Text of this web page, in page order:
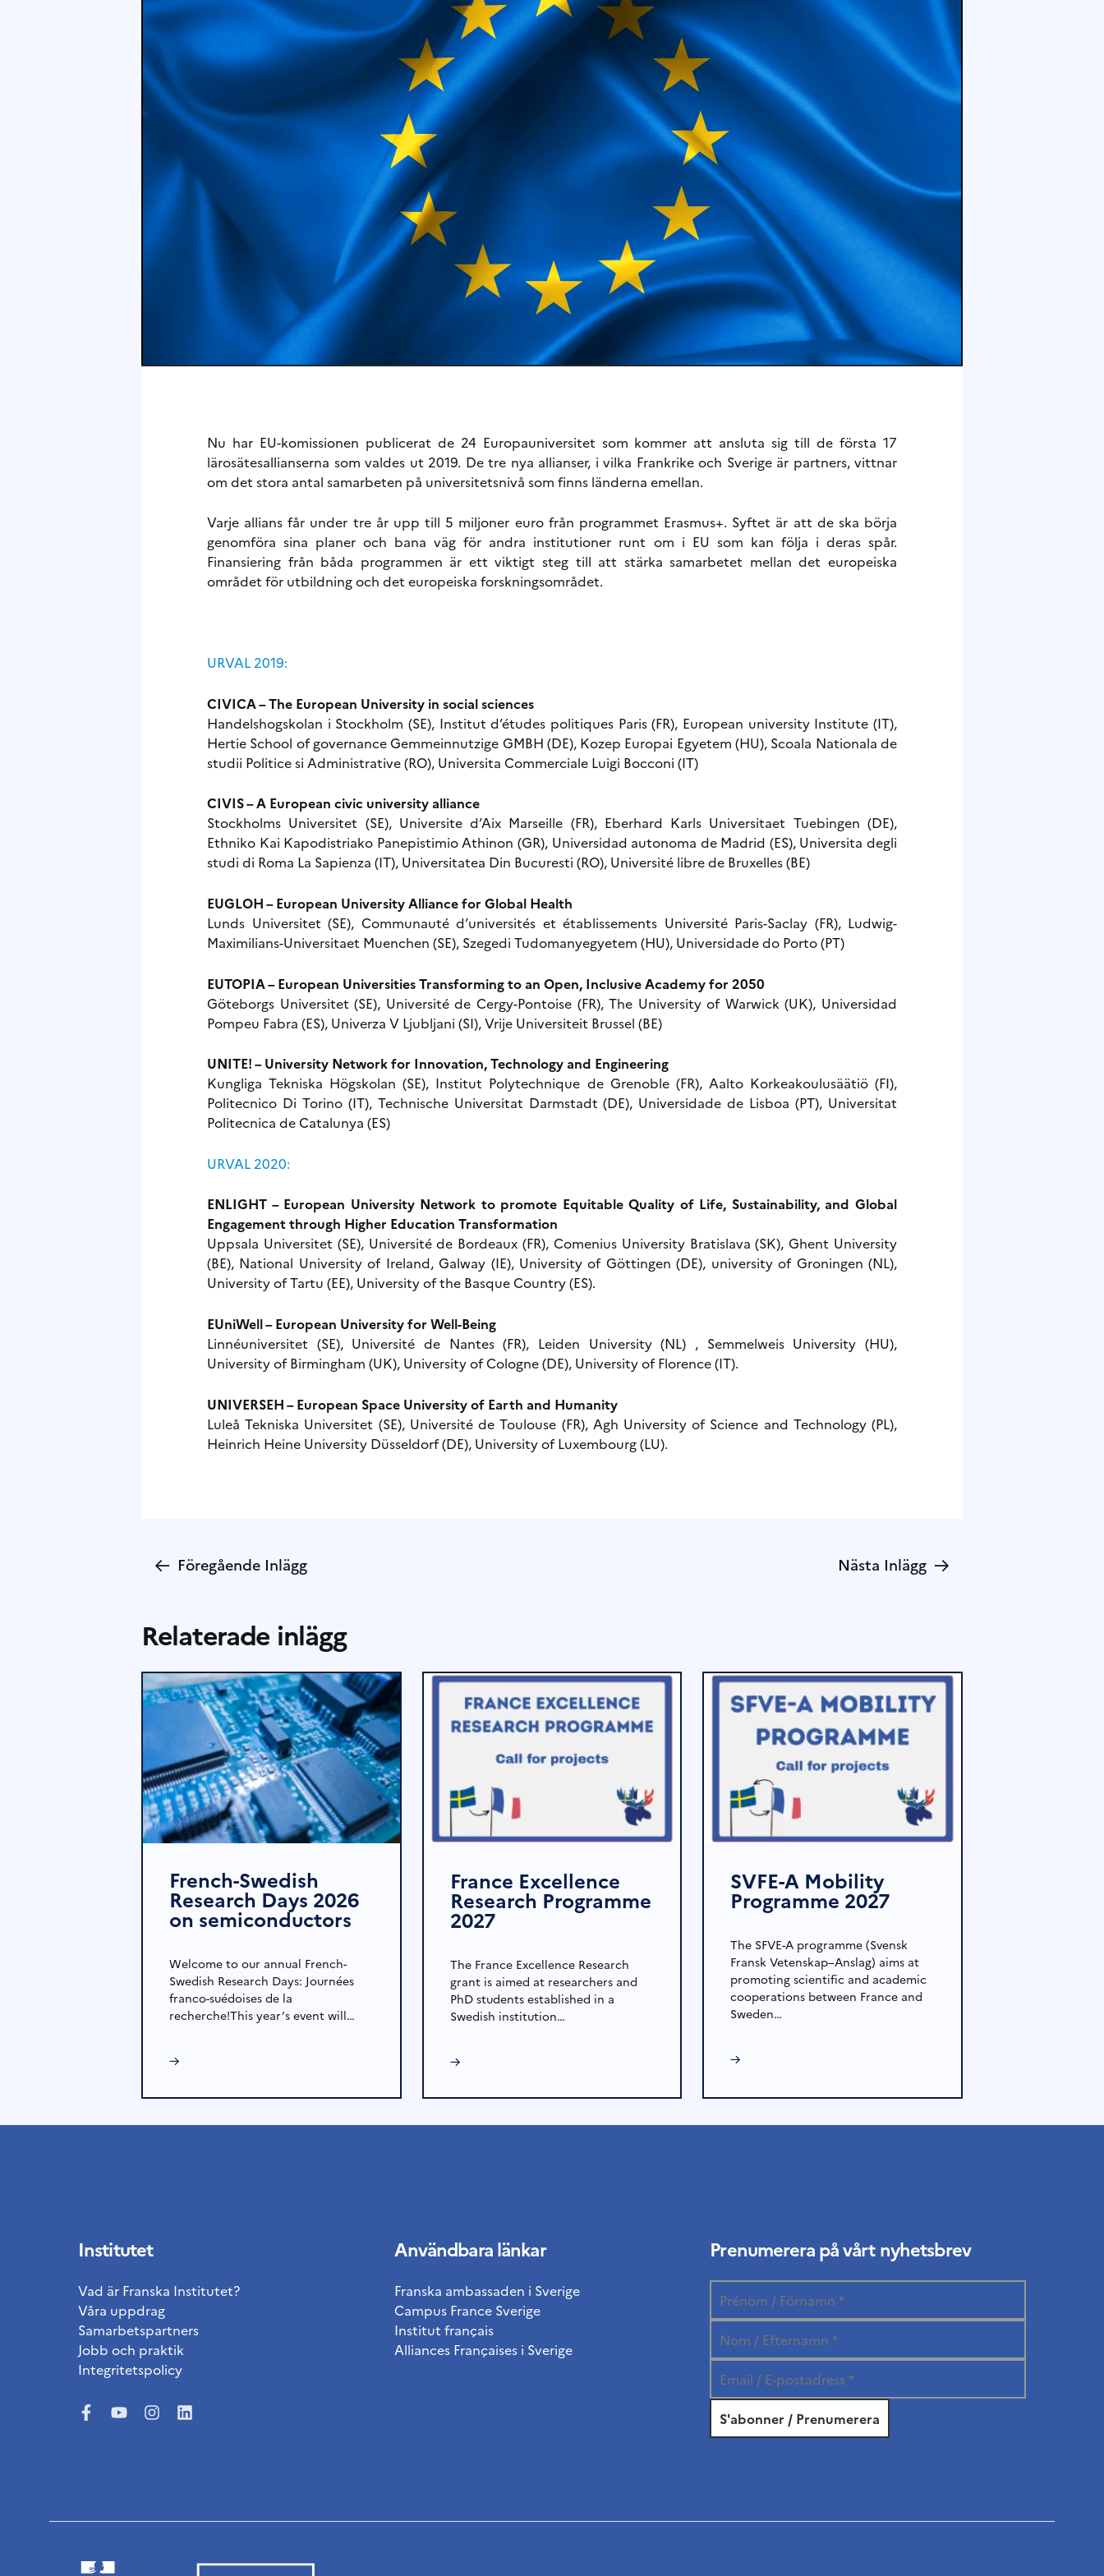
Nu har EU-komissionen publicerat de 24 Europauniversitet som kommer att ansluta sig till de första 17
lärosätesallianserna som valdes ut 2019. De tre nya allianser, i vilka Frankrike och Sverige är partners, vittnar
om det stora antal samarbeten på universitetsnivå som finns länderna emellan.
Varje allians får under tre år upp till 5 miljoner euro från programmet Erasmus+. Syftet är att de ska börja
genomföra sina planer och bana väg för andra institutioner runt om i EU som kan följa i deras spår.
Finansiering från båda programmen är ett viktigt steg till att stärka samarbetet mellan det europeiska
området för utbildning och det europeiska forskningsområdet.
URVAL 2019:
CIVICA – The European University in social sciences
Handelshogskolan i Stockholm (SE), Institut d’études politiques Paris (FR), European university Institute (IT),
Hertie School of governance Gemmeinnutzige GMBH (DE), Kozep Europai Egyetem (HU), Scoala Nationala de
studii Politice si Administrative (RO), Universita Commerciale Luigi Bocconi (IT)
CIVIS – A European civic university alliance
Stockholms Universitet (SE), Universite d’Aix Marseille (FR), Eberhard Karls Universitaet Tuebingen (DE),
Ethniko Kai Kapodistriako Panepistimio Athinon (GR), Universidad autonoma de Madrid (ES), Universita degli
studi di Roma La Sapienza (IT), Universitatea Din Bucuresti (RO), Université libre de Bruxelles (BE)
EUGLOH – European University Alliance for Global Health
Lunds Universitet (SE), Communauté d’universités et établissements Université Paris-Saclay (FR), Ludwig-
Maximilians-Universitaet Muenchen (SE), Szegedi Tudomanyegyetem (HU), Universidade do Porto (PT)
EUTOPIA – European Universities Transforming to an Open, Inclusive Academy for 2050
Göteborgs Universitet (SE), Université de Cergy-Pontoise (FR), The University of Warwick (UK), Universidad
Pompeu Fabra (ES), Univerza V Ljubljani (SI), Vrije Universiteit Brussel (BE)
UNITE! – University Network for Innovation, Technology and Engineering
Kungliga Tekniska Högskolan (SE), Institut Polytechnique de Grenoble (FR), Aalto Korkeakoulusäätiö (FI),
Politecnico Di Torino (IT), Technische Universitat Darmstadt (DE), Universidade de Lisboa (PT), Universitat
Politecnica de Catalunya (ES)
URVAL 2020:
ENLIGHT – European University Network to promote Equitable Quality of Life, Sustainability, and Global
Engagement through Higher Education Transformation
Uppsala Universitet (SE), Université de Bordeaux (FR), Comenius University Bratislava (SK), Ghent University
(BE), National University of Ireland, Galway (IE), University of Göttingen (DE), university of Groningen (NL),
University of Tartu (EE), University of the Basque Country (ES).
EUniWell – European University for Well-Being
Linnéuniversitet (SE), Université de Nantes (FR), Leiden University (NL) , Semmelweis University (HU),
University of Birmingham (UK), University of Cologne (DE), University of Florence (IT).
UNIVERSEH – European Space University of Earth and Humanity
Luleå Tekniska Universitet (SE), Université de Toulouse (FR), Agh University of Science and Technology (PL),
Heinrich Heine University Düsseldorf (DE), University of Luxembourg (LU).
← Föregående Inlägg Nästa Inlägg →
Relaterade inlägg
French-Swedish
Research Days 2026
on semiconductors
Welcome to our annual French-
Swedish Research Days: Journées
franco-suédoises de la
recherche!This year’s event will…
→
France Excellence
Research Programme
2027
The France Excellence Research
grant is aimed at researchers and
PhD students established in a
Swedish institution…
→
SVFE-A Mobility
Programme 2027
The SFVE-A programme (Svensk
Fransk Vetenskap–Anslag) aims at
promoting scientific and academic
cooperations between France and
Sweden…
→
Institutet
Vad är Franska Institutet?
Våra uppdrag
Samarbetspartners
Jobb och praktik
Integritetspolicy
Användbara länkar
Franska ambassaden i Sverige
Campus France Sverige
Institut français
Alliances Françaises i Sverige
Prenumerera på vårt nyhetsbrev